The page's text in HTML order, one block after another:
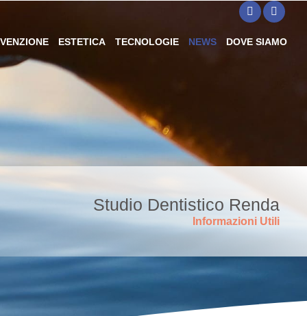
ESTETICA TECNOLOGIE NEWS DOVE SIAMO
Studio Dentistico Renda
Informazioni Utili